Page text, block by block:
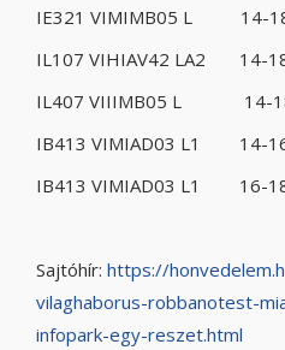
IE321 VIMIMB05 L 14-
IL107 VIHIAV42 LA2 14-
IL407 VIIIMB05 L 14-
IB413 VIMIAD03 L1 14-
IB413 VIMIAD03 L1 16-
Sajtóhír: https://
vilaghaborus-robbanotest-
infopark-egy-reszet.html